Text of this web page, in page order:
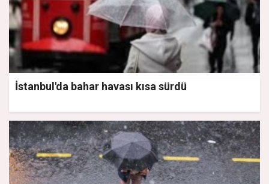
İstanbul'da bahar havası kısa sürdü